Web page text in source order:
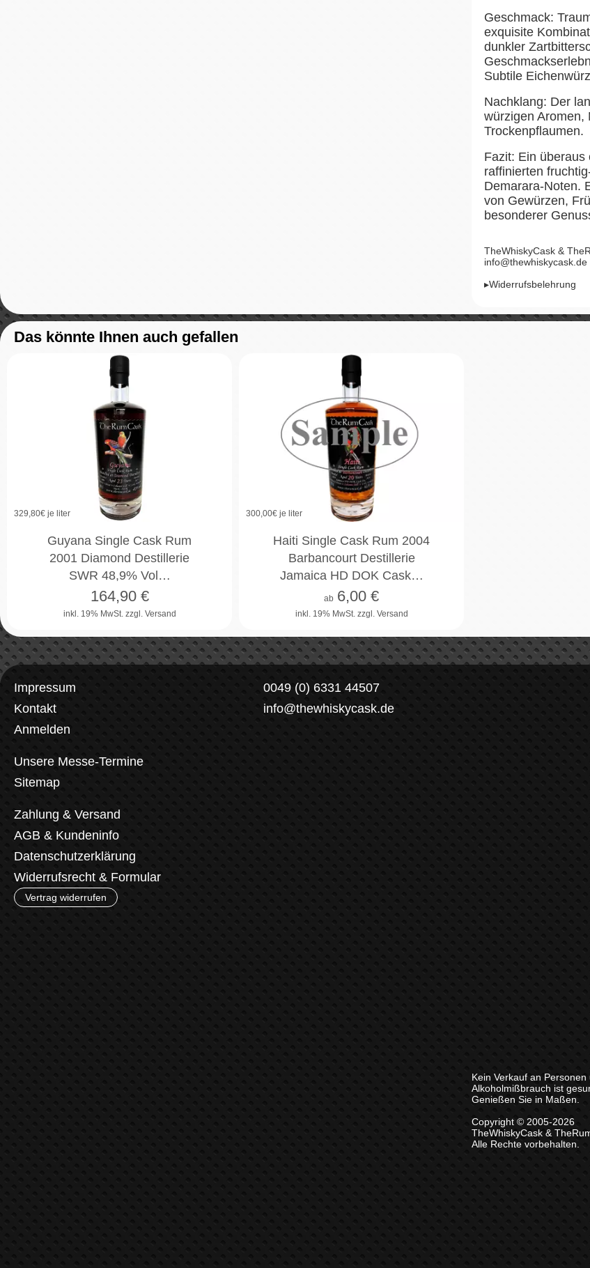
Geschmack:
exquisite
dunkler
Subtile
Nachklang: Der
würzigen Aromen,
Trockenpflaumen.
Fazit: Ein
raffinierten
Demarara-Noten.
von Gewürzen,
besonderer
TheWhiskyCask &
info@thewhiskycask.de
▸Widerrufsbelehrung
Das könnte Ihnen auch gefallen
329,80€ je liter
Guyana Single Cask Rum
2001 Diamond Destillerie
SWR 48,9% Vol…
inkl. 19% MwSt. zzgl. Versand
164,90€
300,00€ je liter
Haiti Single Cask Rum 2004
Barbancourt Destillerie
Jamaica HD DOK Cask…
inkl. 19% MwSt. zzgl. Versand
ab 6,00 €
Impressum
Kontakt
Anmelden
Unsere Messe-Termine
Sitemap
Zahlung & Versand
AGB & Kundeninfo
Datenschutzerklärung
Widerrufsrecht & Formular
Vertrag widerrufen
0049 (0) 6331 44507
info@thewhiskycask.de
Kein Verkauf an
Alkoholmißbrauch ist
Genießen Sie in Maßen.
Copyright © 2005-2026
TheWhiskyCask &
Alle Rechte vorbehalten.